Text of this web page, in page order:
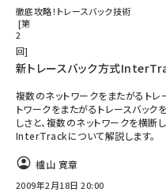
北海道をのんびり旅
genai (1468)
abc123 (1341)
ai crunch (1340)
徹底攻略！トレースバック技術
第
2
回
新トレースバック方式
複数のネットワークをまたがるト
トワークをまたがるトレースバック
しさと、複数のネットワークを横断
InterTrackについて解説します。
櫨山 寛章
2009年2月18日 20:00